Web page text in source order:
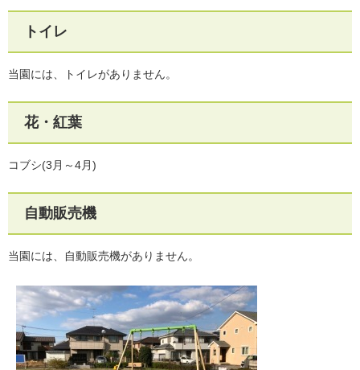
トイレ
当園には、トイレがありません。
花・紅葉
コブシ(3月～4月)
自動販売機
当園には、自動販売機がありません。